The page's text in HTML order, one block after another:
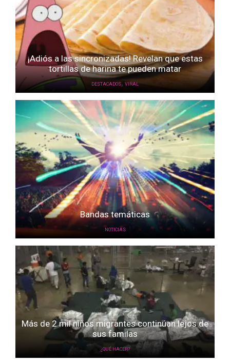
¡Adiós a las sincronizadas! Revelan que estas
tortillas de harina te pueden matar
DESTACADOS,VIRAL
Bandas temáticas
NOTICIAS
Más de 2 mil niños migrantes continúan lejos de
sus familas
¿QUÉ HACER?